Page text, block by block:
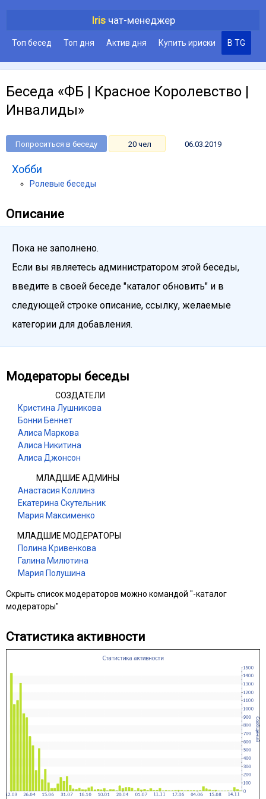
Irisчат-менеджер
Топ бесед Топ дня Актив дня Купить ириски В TG
Беседа «ФБ | Красное Королевство |
Инвалиды»
Попроситься в беседу 20 чел 06.03.2019
Хобби
Ролевые беседы
Описание
Пока не заполнено.
Если вы являетесь администратором этой беседы,
введите в своей беседе "каталог обновить" и в
следующей строке описание, ссылку, желаемые
категории для добавления.
Модераторы беседы
СОЗДАТЕЛИ
Кристина Лушникова
Бонни Беннет
Алиса Маркова
Алиса Никитина
Алиса Джонсон
МЛАДШИЕ АДМИНЫ
Анастасия Коллинз
Екатерина Скутельник
Мария Максименко
МЛАДШИЕ МОДЕРАТОРЫ
Полина Кривенкова
Галина Милютина
Мария Полушина
Скрыть список модераторов можно командой "-каталог
модераторы"
Статистика активности